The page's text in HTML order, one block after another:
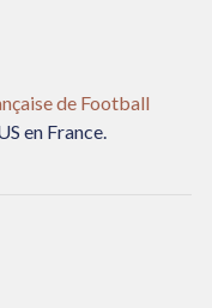
de Football
en France.